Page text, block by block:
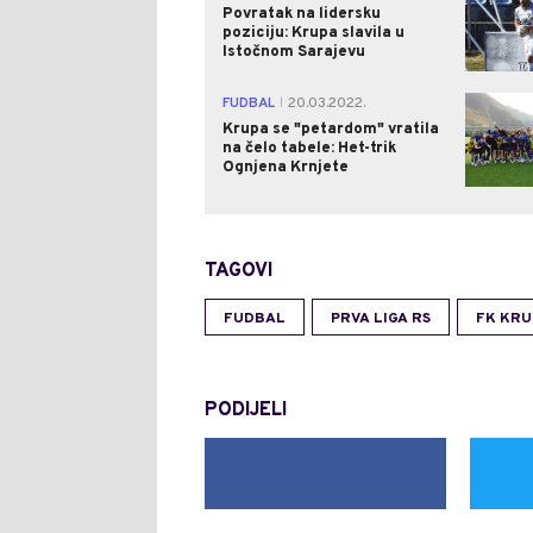
Povratak na lidersku
poziciju: Krupa slavila u
Istočnom Sarajevu
FUDBAL
20.03.2022.
Krupa se "petardom" vratila
na čelo tabele: Het-trik
Ognjena Krnjete
TAGOVI
FUDBAL PRVA LIGA RS FK
PODIJELI